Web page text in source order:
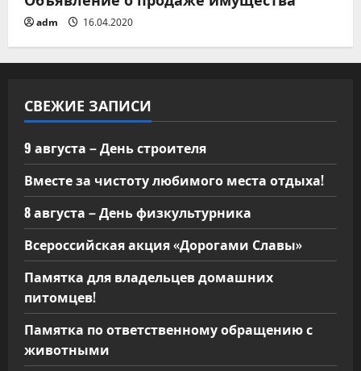
adm 16.04.2020
СВЕЖИЕ ЗАПИСИ
9 августа – День строителя
Вместе за чистоту любимого места отдыха!
8 августа – День физкультурника
Всероссийская акция «Дорогами Славы»
Памятка для владельцев домашних
питомцев!
Памятка по ответственному обращению с
животными